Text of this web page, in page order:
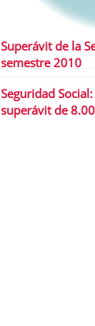
Superávit de la
semestre 2010
Seguridad
superávit de